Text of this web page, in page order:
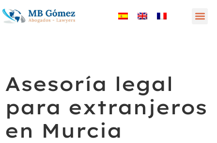
Asesoría legal
para extranjeros
en Murcia